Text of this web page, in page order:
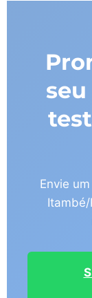
Envie